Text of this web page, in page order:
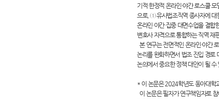
기적·한정적 온라인·야간 로스쿨
으로, ① 유사법조직역 종사자에 대
온라인·야간·집중 대면수업을 결
변호사 자격으로 통합하는 직역 재
본 연구는 전면적인 온라인·야간
논리를 완화하면서 법조 진입 경로
논의에서 중요한 정책 대안이 될 수
* 이 논문은 2024학년도 동아대학
이 논문은 필자가 연구책임자로